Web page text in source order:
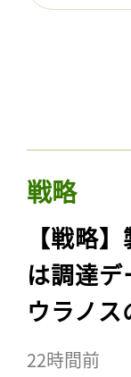
戦略
【戦略
は調達
ウラノ
22時間前